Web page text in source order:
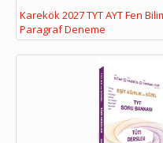
Karekök 2027 TYT AYT Fen
Paragraf Deneme